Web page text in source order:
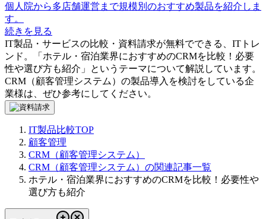
個人院から多店舗運営まで規模別のおすすめ製品を紹介しま
す。
続きを見る
IT製品・サービスの比較・資料請求が無料でできる、ITトレ
ンド。「 ホテル・宿泊業界におすすめのCRMを比較！必要
性や選び方も紹介 」というテーマについて解説しています。
CRM（顧客管理システム） の製品導入を検討をしている企
業様は、ぜひ参考にしてください。
IT製品比較TOP
顧客管理
CRM（顧客管理システム）
CRM（顧客管理システム）の関連記事一覧
ホテル・宿泊業界におすすめのCRMを比較！必要性や
選び方も紹介